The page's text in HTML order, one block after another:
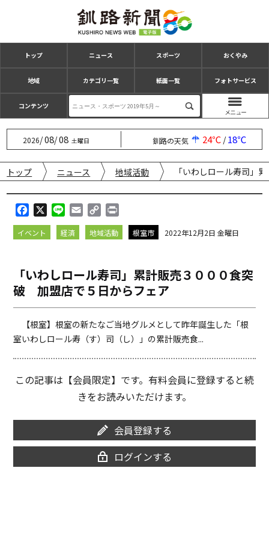
トップ ニュース スポーツ おくやみ
地域 カテゴリ一覧 紙面一覧 フォトサービス
コンテンツ
2026/08/08 土曜日 釧路の天気 24℃/18℃
トップ ニュース 地域活動 「いわしロール寿司」
a
c
o
i
n
m
a
o
p
i
n
r
i
イベント 経済 地域活動 根室市 2022年12月2日 金曜日
「いわしロール寿司」累計販売３０００食突
破 加盟店で５日からフェア
【根室】根室の新たなご当地グルメとして昨年誕生した「根
室いわしロール寿（す）司（し）」の累計販売食...
この記事は【会員限定】です。有料会員に登録すると続
きをお読みいただけます。
会員登録する
ログインする